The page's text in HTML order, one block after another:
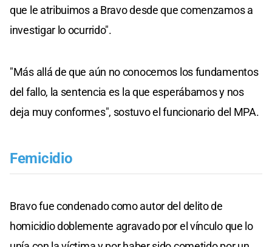
que le atribuimos a Bravo desde que comenzamos a
investigar lo ocurrido".
"Más allá de que aún no conocemos los fundamentos
del fallo, la sentencia es la que esperábamos y nos
deja muy conformes", sostuvo el funcionario del MPA.
Femicidio
Bravo fue condenado como autor del delito de
homicidio doblemente agravado por el vínculo que lo